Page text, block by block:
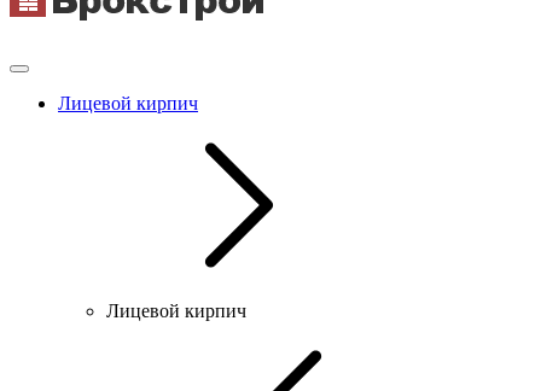
Лицевой кирпич
Лицевой кирпич